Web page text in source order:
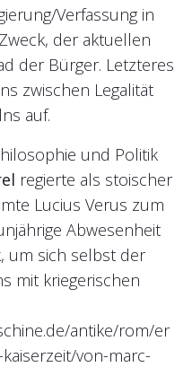
Verfassung in
der aktuellen
der Bürger. Letzteres
zwischen Legalität
auf.
und Politik
regierte als stoischer
Lucius Verus zum
Abwesenheit
um sich selbst der
mit kriegerischen
antike/rom/er
von-marc-